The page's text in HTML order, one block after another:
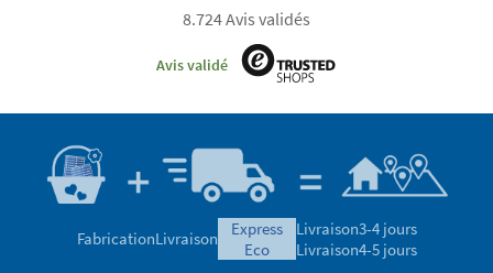
8.724 Avis validés
Avis validé
FabricationLivraison
express
eco
Livraison3-4 jours
Livraison4-5 jours